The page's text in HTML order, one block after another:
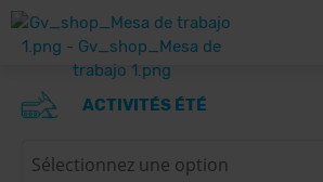
ACTIVITÉS ÉTÉ